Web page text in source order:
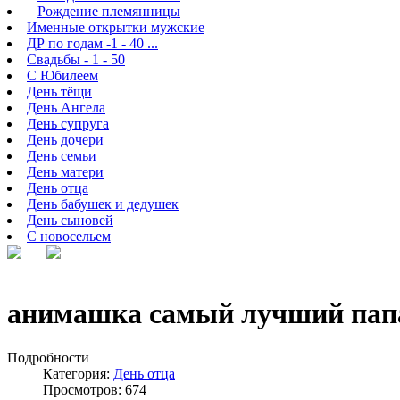
Рождение племянницы
Именные открытки мужские
ДР по годам -1 - 40 ...
Свадьбы - 1 - 50
С Юбилеем
День тёщи
День Ангела
День супруга
День дочери
День семьи
День матери
День отца
День бабушек и дедушек
День сыновей
С новосельем
анимашка самый лучший
Подробности
Категория: День отца
Просмотров: 674